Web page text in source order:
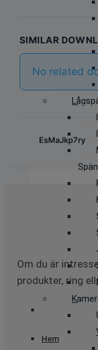
SIMILAR
No related
EsMaJkp7ry
Om du är
produkter, ring
Hem